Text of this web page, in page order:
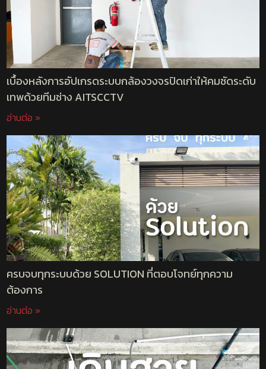
เบื้องหลังการอัปเกรดระบบกล้องวงจรปิดเก่าให้คมชัดระดับ
เทพด้วยทีมช่าง AITSCCTV
อ่านต่อ »
ครบจบทุกระบบด้วย SOLUTION ที่ตอบโจทย์ทุกความ
ต้องการ
อ่านต่อ »